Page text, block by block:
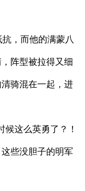
，而他的满蒙八
阵型被拉得又细
骑混在一起，进
这么英勇了？！
些没胆子的明军